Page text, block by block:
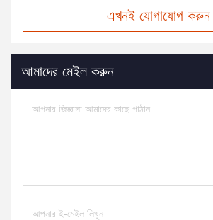
এখনই যোগাযোগ করুন
আমাদের মেইল করুন